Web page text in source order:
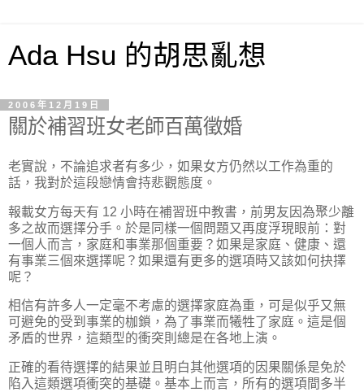
Ada Hsu 的胡思亂想
2006年12月19日
關於補習班女老師百萬徵婚
老實說，不論追求者有多少，如果女方仍然以工作為重的
話，我對於這段戀情會持悲觀態度。
報載女方每天有 12 小時在補習班中教書，前男友因為聚少離
多之故而選擇分手。於是同樣一個問題又再度浮現眼前：對
一個人而言，家庭和事業那個重要？如果是家庭、健康、還
有事業三個來選擇呢？如果還有更多的選項時又該如何抉擇
呢？
相信有許多人一定毫不考慮的選擇家庭為重，可是似乎又無
可避免的受到事業的枷鎖，為了事業而犧牲了家庭。這是個
矛盾的世界，這類型的衝突則總是在各地上演。
正確的看待選擇的結果並且明白其他選項的因果關係是免於
陷入這類選項衝突的基礎。基本上而言，所有的選項間多半